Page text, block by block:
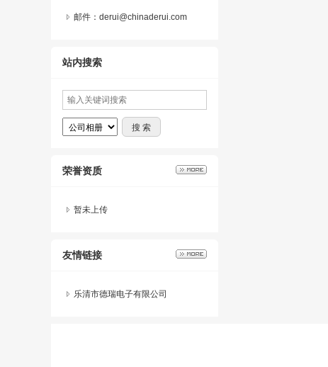
邮件：derui@chinaderui.com
站内搜索
荣誉资质
暂未上传
友情链接
乐清市德瑞电子有限公司